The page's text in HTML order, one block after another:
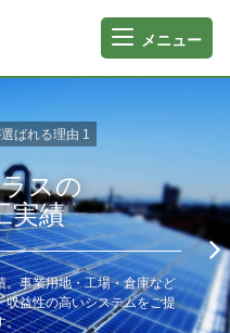
メニュー
ばれる理由 1
スの
実績
。事業用地・工場・倉庫など
収益性の高いシステムをご提
。